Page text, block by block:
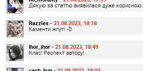
Дякую за статтю виявилася дуже корисною.
Razzles - 21.08.2023, 18:18
Каменти жгут! :-D
Ihor_ihor - 21.08.2023, 18:49
Клас! Респект автору!